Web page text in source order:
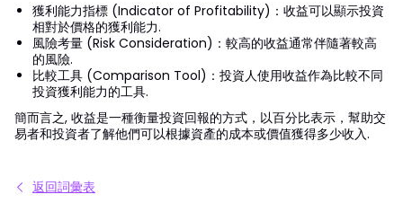
獲利能力指標 (Indicator of Profitability)：收益可以顯示投資
相對於價格的獲利能力.
風險考量 (Risk Consideration)：較高的收益通常伴隨著較高
的風險.
比較工具 (Comparison Tool)：投資人使用收益作為比較不同
投資獲利能力的工具.
簡而言之, 收益是一種衡量投資回報的方式，以百分比表示，幫助交
易者和投資者了解他們可以根據資產的成本或價值獲得多少收入.
返回詞彙表